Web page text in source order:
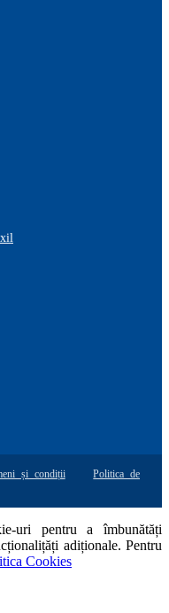
și condiții
Politica de
uri pentru a îmbunătăți
adiționale. Pentru
Cookies